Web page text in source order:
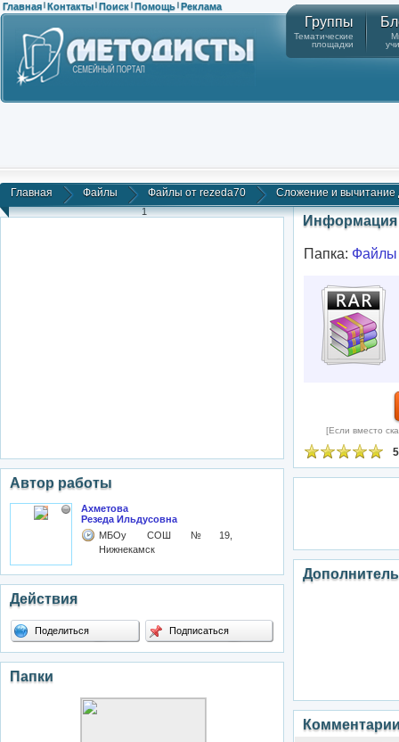
Главная | Контакты | Поиск | Помощь | Реклама
Группы
Тематические
площадки
Главная Файлы Файлы от rezeda70 Сложение и вычитание
1
Автор работы
Ахметова
Резеда Ильдусовна
МБОу СОШ №19,
Нижнекамск
Действия
Поделиться Подписаться
Папки
Информация
Папка: Файлы
[Если вместо